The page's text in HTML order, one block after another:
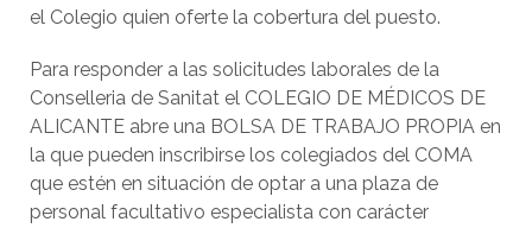
el Colegio quien oferte la cobertura del puesto.
Para responder a las solicitudes laborales de la
Conselleria de Sanitat el COLEGIO DE MÉDICOS DE
ALICANTE abre una BOLSA DE TRABAJO PROPIA en
la que pueden inscribirse los colegiados del COMA
que estén en situación de optar a una plaza de
personal facultativo especialista con carácter